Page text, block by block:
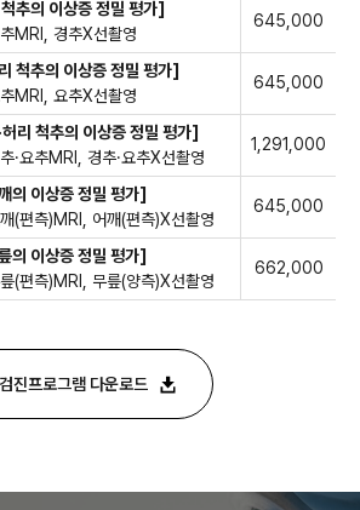
추의 이상증 정밀 평가]
추MRI, 경추X선촬영
645,000
척추의 이상증 정밀 평가]
추MRI, 요추X선촬영
645,000
허리 척추의 이상증 정밀 평가]
·요추MRI, 경추·요추X선촬영
1,291,000
의 이상증 정밀 평가]
깨(편측)MRI, 어깨(편측)X선촬영
645,000
의 이상증 정밀 평가]
릎(편측)MRI, 무릎(양측)X선촬영
662,000
검진프로그램 다운로드